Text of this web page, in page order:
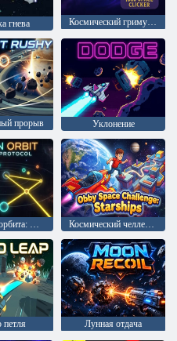
гнева Космический гримуар – космический кликер
прорыв Уклонение
Неоновая орбита: Протокол пути Космический челлендж Обби: Звездолеты
петля Лунная отдача